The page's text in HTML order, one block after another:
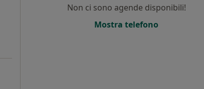
Non ci sono agende disponibili!
Mostra telefono